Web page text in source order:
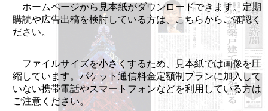
ホームページから見本紙がダウンロードできます。定期
購読や広告出稿を検討している方は、こちらからご確認く
ださい。
ファイルサイズを小さくするため、見本紙では画像を圧
縮しています。パケット通信料金定額制プランに加入して
いない携帯電話やスマートフォンなどを利用している方は
ご注意ください。